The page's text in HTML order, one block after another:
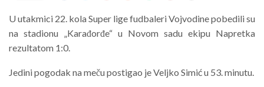
U utakmici 22. kola Super lige fudbaleri Vojvodine pobedili su
na stadionu „Karađorđe“ u Novom sadu ekipu Napretka
rezultatom 1:0.
Jedini pogodak na meču postigao je Veljko Simić u 53. minutu.